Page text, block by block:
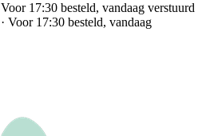
Voor 17:30 besteld, vandaag verstuurd
· Voor 17:30 besteld, vandaag